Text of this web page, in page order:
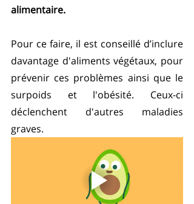
alimentaire.
Pour ce faire, il est conseillé d’inclure
davantage d'aliments végétaux, pour
prévenir ces problèmes ainsi que le
surpoids et l'obésité. Ceux-ci
déclenchent d'autres maladies
graves.